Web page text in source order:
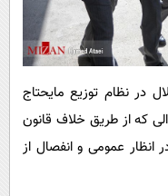
در نظام توزیع مایحتاج
که از طریق خلاف قانون
ضربه شلاق در انظار عمومی و انفصال از